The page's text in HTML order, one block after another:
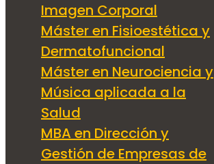
Imagen Corporal
Máster en Fisioestética y
Dermatofuncional
Máster en Neurociencia y
Música aplicada a la
Salud
MBA en Dirección y
Gestión de Empresas de